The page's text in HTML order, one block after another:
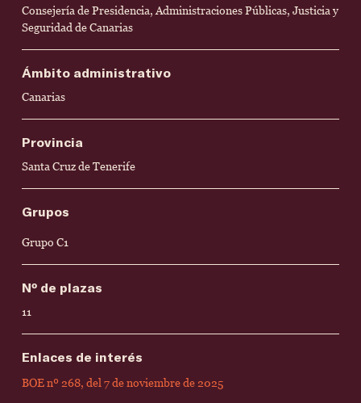
Consejería de Presidencia, Administraciones Públicas, Justicia y
Seguridad de Canarias
Ámbito administrativo
Canarias
Provincia
Santa Cruz de Tenerife
Grupos
Grupo C1
Nº de plazas
11
Enlaces de interés
BOE nº 268, del 7 de noviembre de 2025